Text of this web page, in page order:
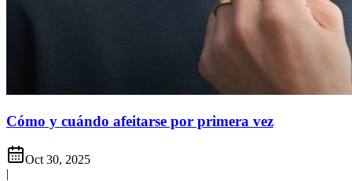
Cómo y cuándo afeitarse por primera vez
Oct 30, 2025
|